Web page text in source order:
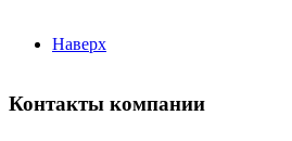
Наверх
Контакты компании